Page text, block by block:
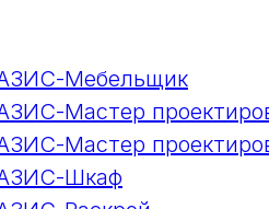
Мебельщик
Мастер
Мастер
Шкаф